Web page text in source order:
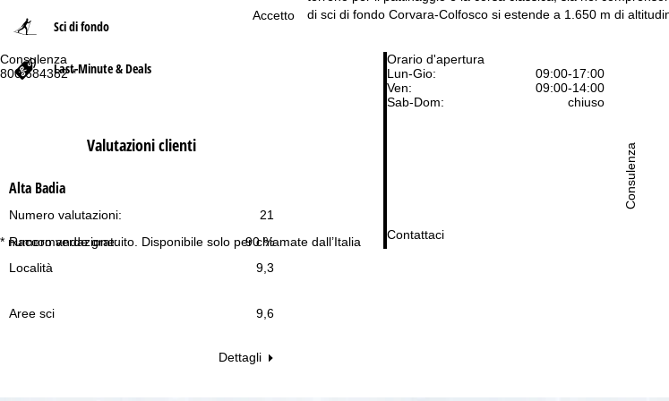
Accetto
Consulenza
800 684382 *
* numero verde gratuito. Disponibile solo per chiamate dall’Italia
Orario d'apertura
Lun-Gio:
09:00-17:00
Ven:
09:00-14:00
Sab-Dom:
chiuso
Contattaci
Consulenza
Sci di fondo
Last-Minute & Deals
Valutazioni clienti
Alta Badia
21
Numero valutazioni:
90 %
Raccomandazione:
Località
9,3
Aree sci 9,6
Dettagli
di sci di fondo Corvara-Colfosco si estende a 1.650 m di